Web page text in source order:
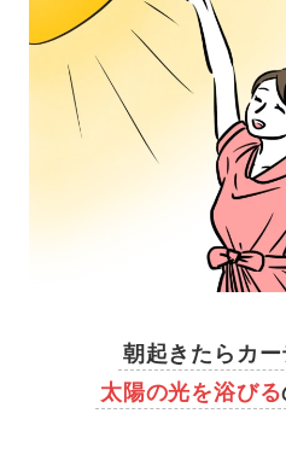
朝起きたらカ
太陽の光を浴びる